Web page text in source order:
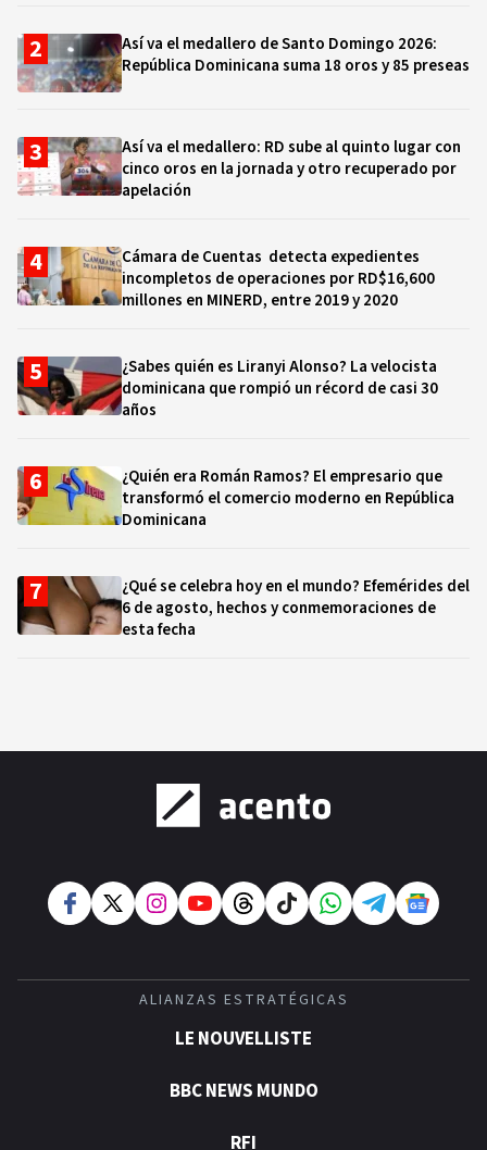
Así va el medallero de Santo Domingo 2026:
República Dominicana suma 18 oros y 85 preseas
Así va el medallero: RD sube al quinto lugar con
cinco oros en la jornada y otro recuperado por
apelación
Cámara de Cuentas detecta expedientes
incompletos de operaciones por RD$16,600
millones en MINERD, entre 2019 y 2020
¿Sabes quién es Liranyi Alonso? La velocista
dominicana que rompió un récord de casi 30
años
¿Quién era Román Ramos? El empresario que
transformó el comercio moderno en República
Dominicana
¿Qué se celebra hoy en el mundo? Efemérides del
6 de agosto, hechos y conmemoraciones de
esta fecha
ALIANZAS ESTRATÉGICAS
LE NOUVELLISTE
BBC NEWS MUNDO
RFI